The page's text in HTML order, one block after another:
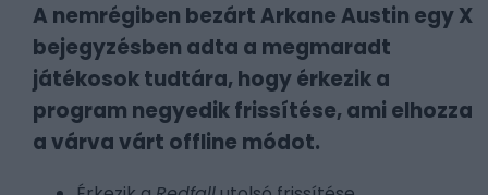
A nemrégiben bezárt Arkane Austin egy X
bejegyzésben adta a megmaradt
játékosok tudtára, hogy érkezik a
program negyedik frissítése, ami elhozza
a várva várt offline módot.